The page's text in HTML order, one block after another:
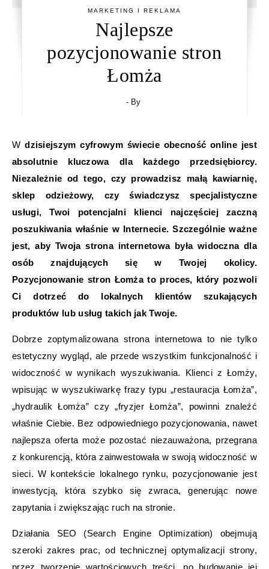
MARKETING I REKLAMA
Najlepsze
pozycjonowanie stron
Łomża
- By
W dzisiejszym cyfrowym świecie obecność online jest
absolutnie kluczowa dla każdego przedsiębiorcy.
Niezależnie od tego, czy prowadzisz małą kawiarnię,
sklep odzieżowy, czy świadczysz specjalistyczne
usługi, Twoi potencjalni klienci najczęściej zaczną
poszukiwania właśnie w Internecie. Szczególnie ważne
jest, aby Twoja strona internetowa była widoczna dla
osób znajdujących się w Twojej okolicy.
Pozycjonowanie stron Łomża to proces, który pozwoli
Ci dotrzeć do lokalnych klientów szukających
produktów lub usług takich jak Twoje.
Dobrze zoptymalizowana strona internetowa to nie tylko
estetyczny wygląd, ale przede wszystkim funkcjonalność i
widoczność w wynikach wyszukiwania. Klienci z Łomży,
wpisując w wyszukiwarkę frazy typu „restauracja Łomża”,
„hydraulik Łomża” czy „fryzjer Łomża”, powinni znaleźć
właśnie Ciebie. Bez odpowiedniego pozycjonowania, nawet
najlepsza oferta może pozostać niezauważona, przegrana
z konkurencją, która zainwestowała w swoją widoczność w
sieci. W kontekście lokalnego rynku, pozycjonowanie jest
inwestycją, która szybko się zwraca, generując nowe
zapytania i zwiększając ruch na stronie.
Działania SEO (Search Engine Optimization) obejmują
szeroki zakres prac, od technicznej optymalizacji strony,
przez tworzenie wartościowych treści, po budowanie jej